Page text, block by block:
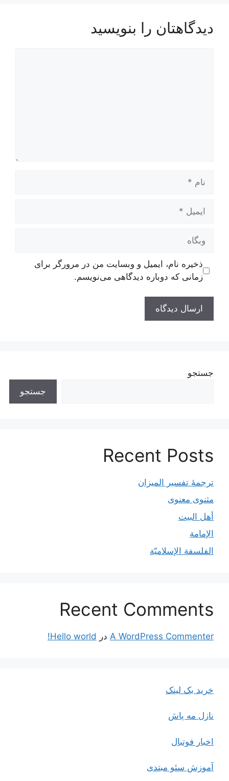
دیدگاهتان را بنویسید
ایمیل
وبگاه
ذخیره نام، ایمیل و وبسایت من در مرورگر برای
زمانی که دوباره دیدگاهی می‌نویسم.
جستجو
جستجو
Recent Posts
ترجمۀ تفسیر المیزان
مثنوی معنوی
أهل البيت
الإمامة
الفلسفة الإسلاميّة
Recent Comments
A WordPress Commenter در Hello world!
خرید بک لینک
نازل مه پاش
اخبار فوتبال
آموزش سئو مبتدی